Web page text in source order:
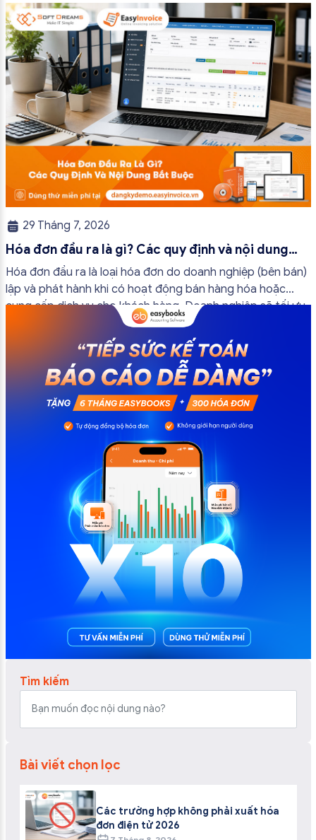
trường hợp hóa đơn điện tử không cần […]
29 Tháng 7, 2026
Hóa đơn đầu ra là gì? Các quy định và nội dung
bắt buộc mới nhất
Hóa đơn đầu ra là loại hóa đơn do doanh nghiệp (bên bán)
lập và phát hành khi có hoạt động bán hàng hóa hoặc
cung cấp dịch vụ cho khách hàng. Doanh nghiệp sẽ tối ưu
quy trình vận hành và tránh được những án phạt hành
chính không đáng có nếu nắm rõ […]
Tìm kiếm
Bài viết chọn lọc
Các trường hợp không phải xuất hóa
đơn điện tử 2026